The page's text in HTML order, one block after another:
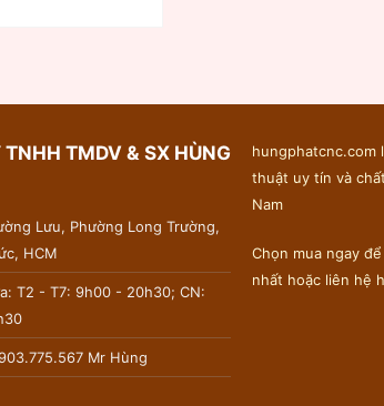
TNHH TMDV & SX HÙNG
Lưu, Phường Long Trường,
HCM
T2 - T7: 9h00 - 20h30; CN:
Mr Hùng
hungphatcnc.com
thuật uy tín và
Nam
Chọn mua ngay
nhất hoặc liên hệ